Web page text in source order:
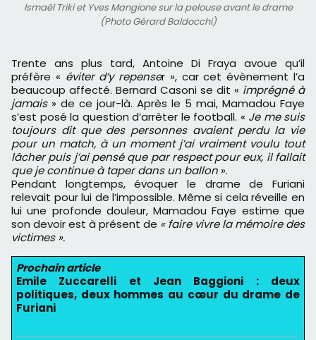
Ismaël Triki et Yves Mangione sur la pelouse avant le drame
(Photo Gérard Baldocchi)
Trente ans plus tard, Antoine Di Fraya avoue qu’il
préfère « éviter d’y repenser », car cet évènement l’a
beaucoup affecté. Bernard Casoni se dit « imprégné à
jamais» de ce jour-là. Après le 5 mai, Mamadou Faye
s’est posé la question d’arrêter le football. « Je me suis
toujours dit que des personnes avaient perdu la vie
pour un match, à un moment j’ai vraiment voulu tout
lâcher puis j’ai pensé que par respect pour eux, il fallait
que je continue à taper dans un ballon ».
Pendant longtemps, évoquer le drame de Furiani
relevait pour lui de l’impossible. Même si cela réveille en
lui une profonde douleur, Mamadou Faye estime que
son devoir est à présent de « faire vivre la mémoire des
victimes ».
Prochain article
Emile Zuccarelli et Jean Baggioni : deux
politiques, deux hommes au cœur du drame de
Furiani